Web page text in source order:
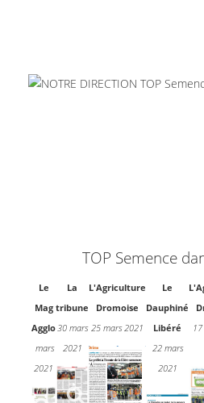
TOP Semence
Le
Mag
Agglo
mars
2021
La
tribune
30 mars
2021
L'Agriculture
Dromoise
25 mars 2021
Le
Dauphiné
Libéré
22 mars
2021